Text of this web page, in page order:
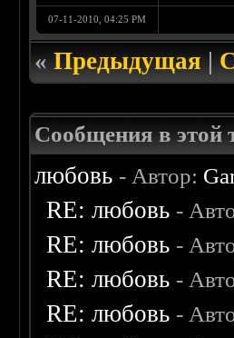
07-11-2010, 04:25 PM
«Предыдущая|
Сообщения в этой
любовь - Автор:
RE: любовь -
RE: любовь -
RE: любовь -
RE: любовь -